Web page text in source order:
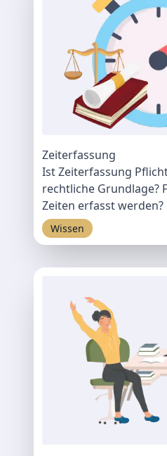
Zeiterfassung
Ist Zeiterfassung
rechtliche Grundlage?
Zeiten erfasst werden?
Wissen